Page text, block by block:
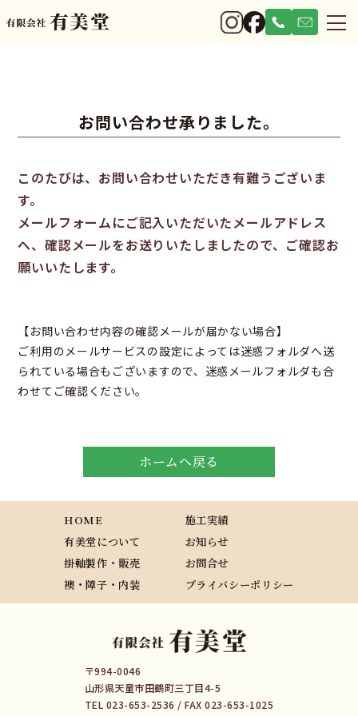
お問い合わせ承りました。
このたびは、お問い合わせいただき有難うございま
す。
メールフォームにご記入いただいたメールアドレス
へ、確認メールをお送りいたしましたので、ご確認お
願いいたします。
【お問い合わせ内容の確認メールが届かない場合】
ご利用のメールサービスの設定によっては迷惑フォルダへ送
られている場合もございますので、迷惑メールフォルダも合
わせてご確認ください。
ホームへ戻る
HOME
有美堂について
掛軸製作・販売
襖・障子・内装
施工実績
お知らせ
お問合せ
プライバシーポリシー
〒994-0046
山形県天童市田鶴町三丁目4-5
TEL 023-653-2536 / FAX 023-653-1025